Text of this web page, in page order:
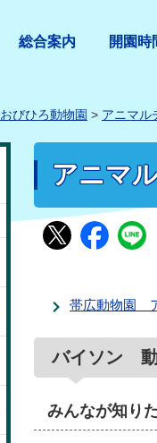
総合案内 開園時
おびひろ動物園 > アニマル
アニマ
帯広動物園
バイソン 動
みんなが知り